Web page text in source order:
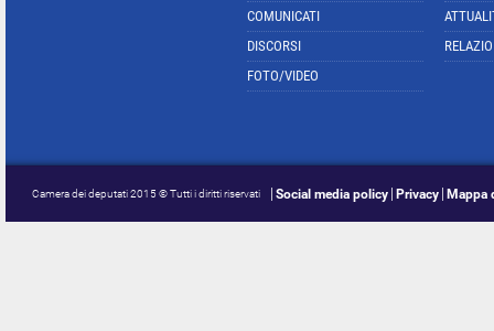
COMUNICATI
DISCORSI
FOTO/VIDEO
Camera dei deputati 2015 © Tutti i diritti riservati Social media policy Privacy Mappa